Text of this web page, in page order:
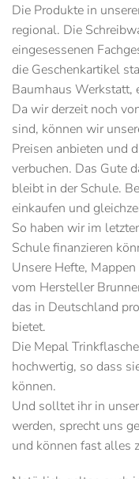
Die Produkte in
regional. Die
eingesessenen
die Geschenkartikel
Baumhaus Werkstatt,
Da wir derzeit noch
sind, können wir
Preisen anbieten und
verbuchen. Das Gute
bleibt in der Schule.
einkaufen und
So haben wir im
Schule finanzieren
Unsere Hefte,
vom Hersteller
das in Deutschland
bietet.
Die Mepal
hochwertig, so dass
können.
Und solltet ihr in
werden, sprecht uns
und können fast alles